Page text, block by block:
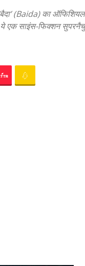
(Baida) का ऑफिशियल
एक साइंस-फिक्शन